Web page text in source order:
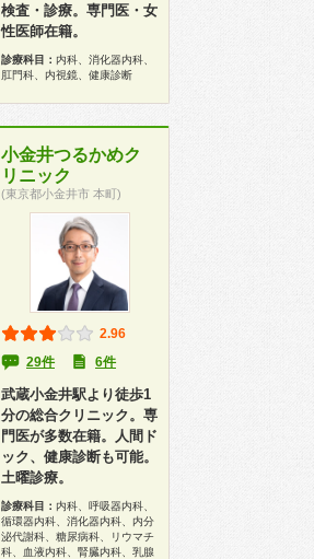
検査・診療。専門医・女
性医師在籍。
診療科目： 内科、消化器内科、
肛門科、内視鏡、健康診断
小金井つるかめク
リニック
(東京都小金井市 本町)
2.96
29件
6件
武蔵小金井駅より徒歩1
分の総合クリニック。専
門医が多数在籍。人間ド
ック、健康診断も可能。
土曜診療。
診療科目： 内科、呼吸器内科、
循環器内科、消化器内科、内分
泌代謝科、糖尿病科、リウマチ
科、血液内科、腎臓内科、乳腺